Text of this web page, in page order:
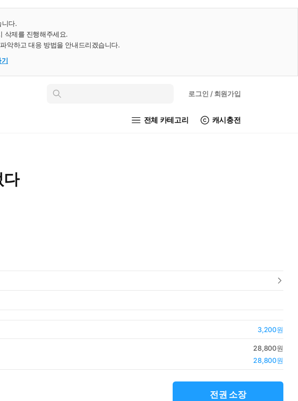
니다.
삭제를 진행해주세요.
악하고 대응 방법을 안내드리겠습니다.
인
로그인 / 회원가입
전체 카테고리 캐시충전
다
3,200원
28,800원
28,800원
전권 소장